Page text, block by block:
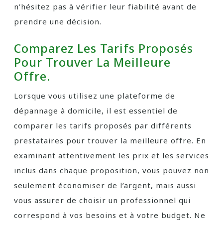
n’hésitez pas à vérifier leur fiabilité avant de
prendre une décision.
Comparez Les Tarifs Proposés
Pour Trouver La Meilleure
Offre.
Lorsque vous utilisez une plateforme de
dépannage à domicile, il est essentiel de
comparer les tarifs proposés par différents
prestataires pour trouver la meilleure offre. En
examinant attentivement les prix et les services
inclus dans chaque proposition, vous pouvez non
seulement économiser de l’argent, mais aussi
vous assurer de choisir un professionnel qui
correspond à vos besoins et à votre budget. Ne